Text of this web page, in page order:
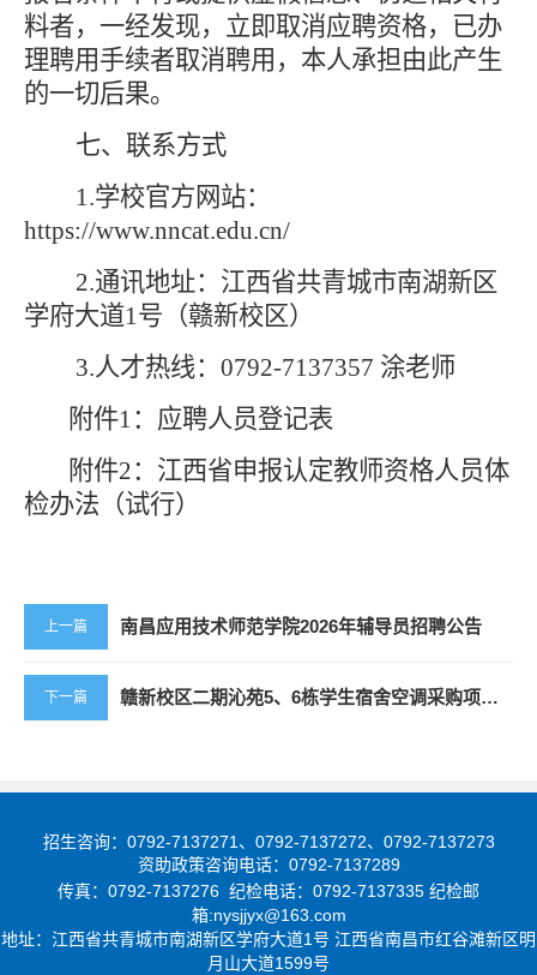
料者，一经发现，立即取消应聘资格，已办
理聘用手续者取消聘用，本人承担由此产生
的一切后果。
七、联系方式
1.学校官方网站：
https://www.nncat.edu.cn/
2.通讯地址：江西省共青城市南湖新区
学府大道1号（赣新校区）
3.人才热线：0792-7137357 涂老师
附件1：应聘人员登记表
附件2：江西省申报认定教师资格人员体
检办法（试行）
上一篇 南昌应用技术师范学院2026年辅导员招聘公告
下一篇 赣新校区二期沁苑5、6栋学生宿舍空调采购项目竞争性磋商公告
招生咨询：0792-7137271、0792-7137272、0792-7137273
资助政策咨询电话：0792-7137289
传真：0792-7137276 纪检电话：0792-7137335 纪检邮
箱:nysjjyx@163.com
地址： 江西省共青城市南湖新区学府大道1号 江西省南昌市红谷滩新区明
月山大道1599号